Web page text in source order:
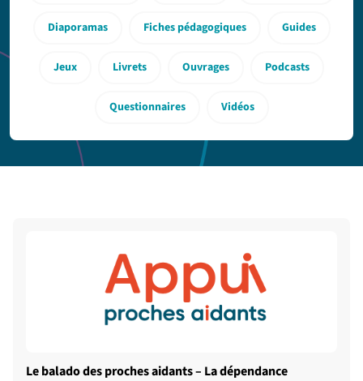
Diaporamas Fiches pédagogiques Guides
Jeux Livrets Ouvrages Podcasts
Questionnaires Vidéos
Le balado des proches aidants – La dépendance